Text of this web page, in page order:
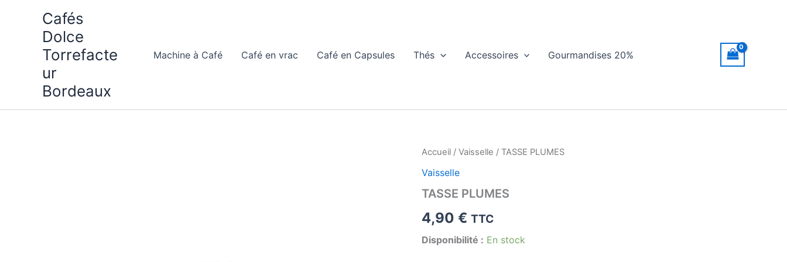
Cafés
Dolce
Torrefacte
ur
Bordeaux
Machine à Café Café en vrac Café en Capsules Thés Accessoires Gourmandises 20%
Accueil / Vaisselle / TASSE PLUMES
Vaisselle
TASSE PLUMES
4,90 € TTC
Disponibilité : En stock